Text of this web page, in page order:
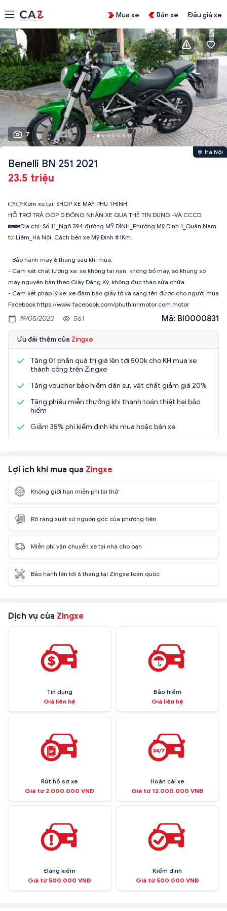
Mua xe Bán xe Đấu giá xe
7
Hà Nội
Benelli BN 251 2021
23.5 triệu
👉👉Xem xe tại: SHOP XE MÁY PHÚ THỊNH
HỖ TRỢ TRẢ GÓP 0 ĐỒNG NHẬN XE QUA THẺ TÍN DỤNG -VÀ CCCD
🏡🏡Địa chỉ: Số 11_Ngõ 394 đường MỸ ĐÌNH_Phường Mỹ Đình 1_Quận Nam
từ Liêm_Hà Nội. Cách bến xe Mỹ Đình #1Km.
- Bảo hành máy 6 tháng sau khi mua.
- Cam kết chất lượng xe: xe không tai nạn, không bổ máy, số khung số
máy nguyên bản theo Giấy Đăng Ký, không đục tháo sửa chữa.
- Cam kết pháp lý xe: xe đảm bảo giấy tờ và sang tên được cho người mua
Facebook:https://www.facebook.com/phuthinhmotor.com.motor
19/05/2023 561 Mã: BI0000831
Ưu đãi thêm của Zingxe
Tặng 01 phần quà trị giá lên tới 500k cho KH mua xe
thành công trên Zingxe
Tặng voucher bảo hiểm dân sự, vật chất giảm giá 20%
Tặng phiếu miễn thưởng khi thanh toán thiệt hại bảo
hiểm
Giảm 35% phí kiểm định khi mua hoặc bán xe
Lợi ích khi mua qua Zingxe
Không giới hạn miễn phí lái thử
Rõ ràng xuất xứ nguồn gốc của phương tiện
Miễn phí vận chuyển xe tại nhà cho bạn
Bảo hành lên tới 6 tháng tại Zingxe toàn quốc
Dịch vụ của Zingxe
Tín dụng
Giá liên hệ
Bảo hiểm
Giá liên hệ
Rút hồ sơ xe
Giá từ 2.000.000 VNĐ
Hoán cải xe
Giá từ 12.000.000 VNĐ
Đăng kiểm
Giá từ 500.000 VNĐ
Kiểm định
Giá từ 500.000 VNĐ